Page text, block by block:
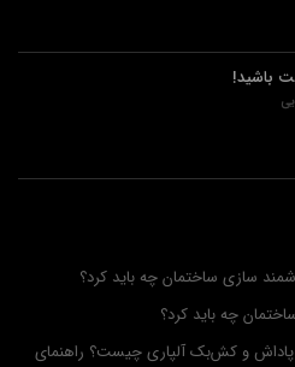
باشید!
سازی ساختمان چه باید کرد؟
چه باید کرد؟
پاداش و کش‌بک آلپاری چیست؟ راهنمای